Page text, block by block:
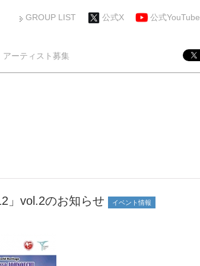
GROUP LIST 公式X 公式YouTube
アーティスト募集
」vol.2のお知らせ イベント情報